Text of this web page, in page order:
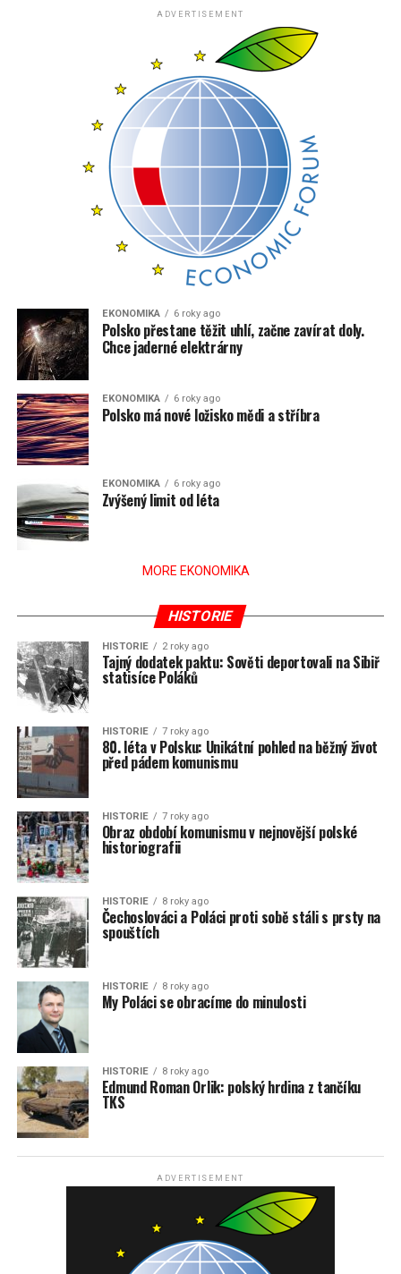
ADVERTISEMENT
EKONOMIKA 6 roky ago
Polsko přestane těžit uhlí, začne zavírat doly.
Chce jaderné elektrárny
EKONOMIKA 6 roky ago
Polsko má nové ložisko mědi a stříbra
EKONOMIKA 6 roky ago
Zvýšený limit od léta
MORE EKONOMIKA
HISTORIE
HISTORIE 2 roky ago
Tajný dodatek paktu: Sověti deportovali na Sibiř
statisíce Poláků
HISTORIE 7 roky ago
80. léta v Polsku: Unikátní pohled na běžný život
před pádem komunismu
HISTORIE 7 roky ago
Obraz období komunismu v nejnovější polské
historiografii
HISTORIE 8 roky ago
Čechoslováci a Poláci proti sobě stáli s prsty na
spouštích
HISTORIE 8 roky ago
My Poláci se obracíme do minulosti
HISTORIE 8 roky ago
Edmund Roman Orlik: polský hrdina z tančíku
TKS
ADVERTISEMENT